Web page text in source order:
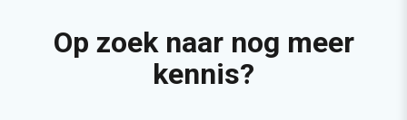
Op zoek naar nog meer
kennis?